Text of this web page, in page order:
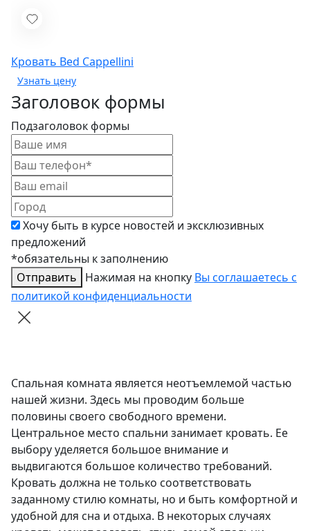
Кровать Bed Cappellini
Заголовок формы
Подзаголовок формы
Хочу быть в курсе новостей и эксклюзивных
предложений
*обязательны к заполнению
Отправить
Нажимая на кнопку Вы соглашаетесь с
политикой конфиденциальности
Спальная комната является неотъемлемой частью
нашей жизни. Здесь мы проводим больше
половины своего свободного времени.
Центральное место спальни занимает кровать. Ее
выбору уделяется большое внимание и
выдвигаются большое количество требований.
Кровать должна не только соответствовать
заданному стилю комнаты, но и быть комфортной и
удобной для сна и отдыха. В некоторых случаях